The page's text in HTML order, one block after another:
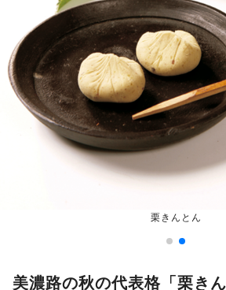
栗きんとん
美濃路の秋の代表格「栗きん